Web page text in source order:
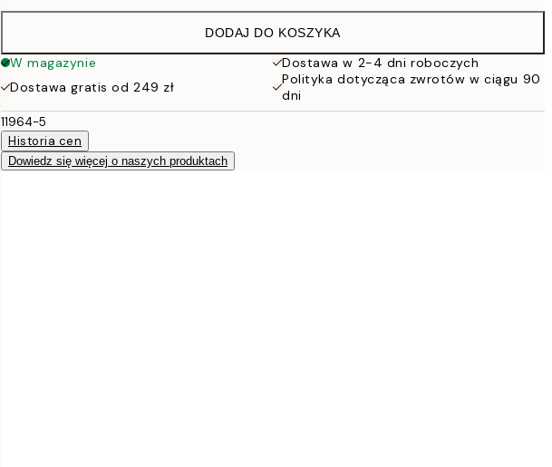
185 zł
DODAJ DO KOSZYKA
W magazynie
Dostawa w 2-4 dni roboczych
Dostawa gratis od 249 zł
Polityka dotycząca zwrotów w ciągu 90
dni
11964-5
Historia cen
Dowiedz się więcej o naszych produktach